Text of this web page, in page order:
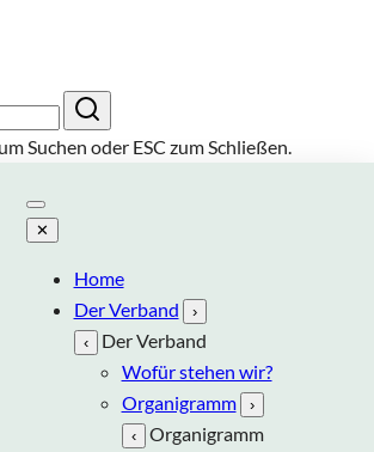
Suchen oder ESCzum Schließen.
✕
Home
Der Verband
›
‹
Der Verband
Wofür stehen wir?
Organigramm
›
‹
Organigramm